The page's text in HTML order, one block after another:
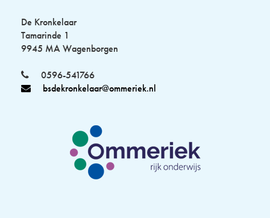
De Kronkelaar
Tamarinde 1
9945 MA Wagenborgen
0596-541766
bsdekronkelaar@ommeriek.nl